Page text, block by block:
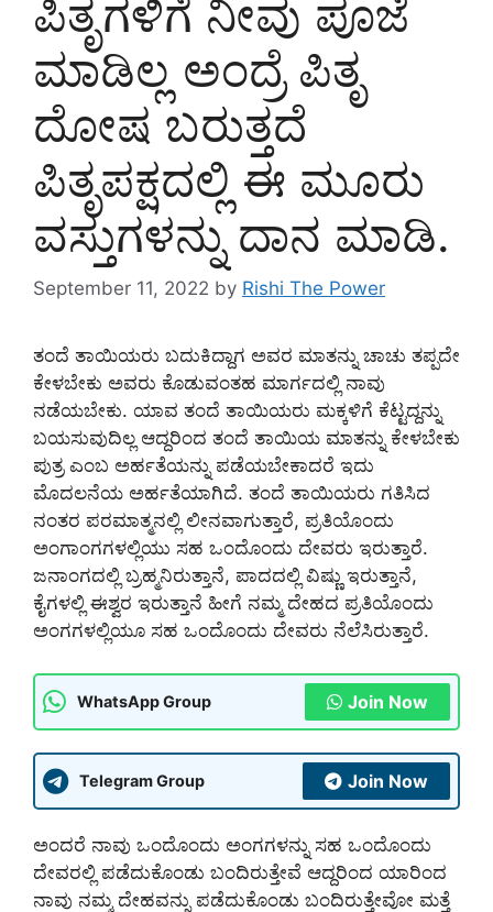
ಪಿತೃಗಳಿಗೆ ನೀವು ಪೂಜೆ
ಮಾಡಿಲ್ಲ ಅಂದ್ರೆ ಪಿತೃ
ದೋಷ ಬರುತ್ತದೆ
ಪಿತೃಪಕ್ಷದಲ್ಲಿ ಈ ಮೂರು
ವಸ್ತುಗಳನ್ನು ದಾನ ಮಾಡಿ.
September 11, 2022 by Rishi The Power
ತಂದೆ ತಾಯಿಯರು ಬದುಕಿದ್ದಾಗ ಅವರ ಮಾತನ್ನು ಚಾಚು ತಪ್ಪದೇ
ಕೇಳಬೇಕು ಅವರು ಕೊಡುವಂತಹ ಮಾರ್ಗದಲ್ಲಿ ನಾವು
ನಡೆಯಬೇಕು. ಯಾವ ತಂದೆ ತಾಯಿಯರು ಮಕ್ಕಳಿಗೆ ಕೆಟ್ಟದ್ದನ್ನು
ಬಯಸುವುದಿಲ್ಲ ಆದ್ದರಿಂದ ತಂದೆ ತಾಯಿಯ ಮಾತನ್ನು ಕೇಳಬೇಕು
ಪುತ್ರ ಎಂಬ ಅರ್ಹತೆಯನ್ನು ಪಡೆಯಬೇಕಾದರೆ ಇದು
ಮೊದಲನೆಯ ಅರ್ಹತೆಯಾಗಿದೆ. ತಂದೆ ತಾಯಿಯರು ಗತಿಸಿದ
ನಂತರ ಪರಮಾತ್ಮನಲ್ಲಿ ಲೀನವಾಗುತ್ತಾರೆ, ಪ್ರತಿಯೊಂದು
ಅಂಗಾಂಗಗಳಲ್ಲಿಯು ಸಹ ಒಂದೊಂದು ದೇವರು ಇರುತ್ತಾರೆ.
ಜನಾಂಗದಲ್ಲಿ ಬ್ರಹ್ಮನಿರುತ್ತಾನೆ, ಪಾದದಲ್ಲಿ ವಿಷ್ಣು ಇರುತ್ತಾನೆ,
ಕೈಗಳಲ್ಲಿ ಈಶ್ವರ ಇರುತ್ತಾನೆ ಹೀಗೆ ನಮ್ಮ ದೇಹದ ಪ್ರತಿಯೊಂದು
ಅಂಗಗಳಲ್ಲಿಯೂ ಸಹ ಒಂದೊಂದು ದೇವರು ನೆಲೆಸಿರುತ್ತಾರೆ.
WhatsApp Group Join Now
Telegram Group Join Now
ಅಂದರೆ ನಾವು ಒಂದೊಂದು ಅಂಗಗಳನ್ನು ಸಹ ಒಂದೊಂದು
ದೇವರಲ್ಲಿ ಪಡೆದುಕೊಂಡು ಬಂದಿರುತ್ತೇವೆ ಆದ್ದರಿಂದ ಯಾರಿಂದ
ನಾವು ನಮ್ಮ ದೇಹವನ್ನು ಪಡೆದುಕೊಂಡು ಬಂದಿರುತ್ತೇವೋ ಮತ್ತೆ